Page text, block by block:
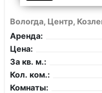
Вологда, Центр,
Аренда:
Цена:
За кв. м.:
Кол. ком.:
Комнаты: